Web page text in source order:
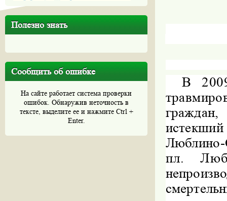
Полезно знать
Сообщить об ошибке
На сайте работает система проверки
ошибок. Обнаружив неточность в
тексте, выделите ее и нажмите Ctrl +
Enter.
В
пл.